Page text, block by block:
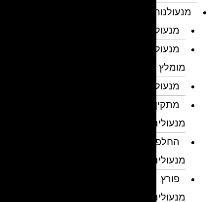
מנעולנות
מנעולן
מנעולן
מומלץ
מנעולנים
מתקין
מנעולים
החלפת
מנעולים
פורץ
מנעולים